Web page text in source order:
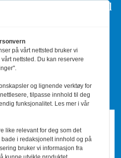
oppfordres til
Du kan
til Pressens Faglige
.
på vårt nettsted bruker vi
nettsted. Du kan reservere
og lignende verktøy for
tilpasse innhold til deg
funksjonalitet. Les mer i vår
like relevant for deg som det
i redaksjonelt innhold og på
bruker vi informasjon fra